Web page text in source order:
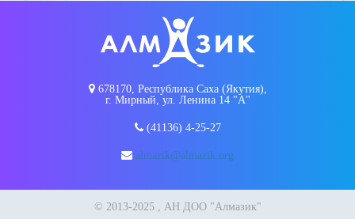
678170, Республика Саха (Якутия),
г. Мирный, ул. Ленина 14 "А"
(41136) 4-25-27
almazik@almazik.org
© 2013-2025 , АН ДОО "Алмазик"